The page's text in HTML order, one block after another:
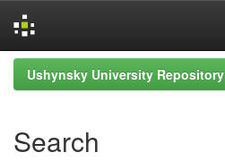
Skip
navigation
Ushynsky University Repository
Search